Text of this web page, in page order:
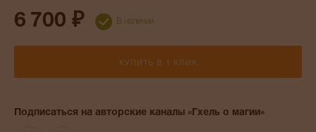
6 700 ₽ В наличии
КУПИТЬ В 1 КЛИК
Подписаться на авторские каналы «Гхель о магии»